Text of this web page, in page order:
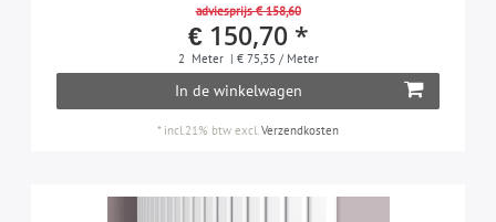
adviesprijs € 158,60
€ 150,70 *
2 Meter | € 75,35 / Meter
In de winkelwagen
* incl.21% btw excl. Verzendkosten